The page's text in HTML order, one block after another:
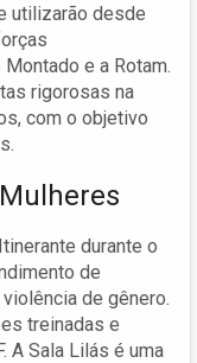
utilizarão desde
e a Rotam.
rigorosas na
com o objetivo
durante o
de
de gênero.
treinadas e
A Sala Lilás é uma